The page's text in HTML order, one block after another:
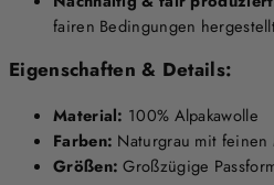
fairen Bedingungen
Eigenschaften & Details:
Material: 100% Alpakawolle
Farben: Naturgrau mit feinen
Größen: Großzügige